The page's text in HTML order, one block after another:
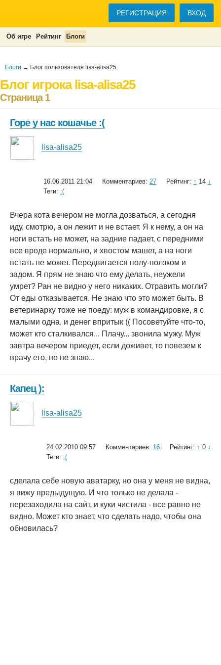
РЕГИСТРАЦИЯ ВХОД
Об игре Рейтинг Блоги
Блоги → Блог пользователя lisa-alisa25
Блог игрока lisa-alisa25
Страница 1
Горе у нас кошачье :(
lisa-alisa25
16.06.2011 21:04 Комментариев: 27 Рейтинг: ↑ 14 ↓
Теги: :(
Вчера кота вечером не могла дозваться, а сегодня
иду, смотрю, а он лежит и не встает. Я к нему, а он на
ноги встать не может, на задние падает, с передними
все вроде нормально, и хвостом машет, а на ноги
встать не может. Передвигается полу-ползком и
задом. Я прям не знаю что ему делать, неужели
умрет? Ран не видно у него никаких. Отравить могли?
От еды отказывается. Не знаю что это может быть. В
ветеринарку тоже не поеду: муж в командировке, я с
малыми одна, и денег впритык (( Посоветуйте что-то,
может кто сталкивался... Плачу... звонила мужу. Муж
завтра вечером приедет, если доживет, то повезем к
врачу его, но не знаю...
Капец ):
lisa-alisa25
24.02.2010 09:57 Комментариев: 16 Рейтинг: ↑ 0 ↓
Теги: :(
сделала себе новую аватарку, но она у меня не видна,
я вижу предыдущую. И что только не делала -
перезаходила на сайт, и куки чистила - все равно не
видно. Может кто знает, что сделать надо, чтобы она
обновилась?